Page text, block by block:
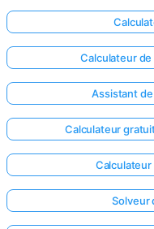
Connectez-
vous ici !
Calculateur
Assistant
Calculateur
Solveur